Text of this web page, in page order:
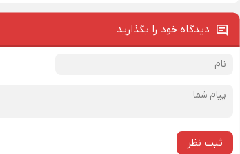
دیدگاه خود را بگذارید
ثبت نظر